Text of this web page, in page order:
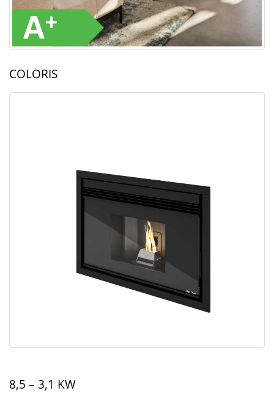
COLORIS
8,5 – 3,1 KW